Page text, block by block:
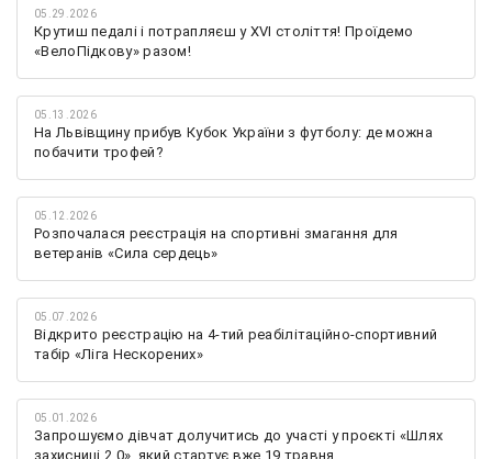
05.29.2026
Крутиш педалі і потрапляєш у XVI століття! Проїдемо
«ВелоПідкову» разом!
05.13.2026
На Львівщину прибув Кубок України з футболу: де можна
побачити трофей?
05.12.2026
Розпочалася реєстрація на спортивні змагання для
ветеранів «Сила сердець»
05.07.2026
Відкрито реєстрацію на 4-тий реабілітаційно-спортивний
табір «Ліга Нескорених»
05.01.2026
Запрошуємо дівчат долучитись до участі у проєкті «Шлях
захисниці 2.0», який стартує вже 19 травня